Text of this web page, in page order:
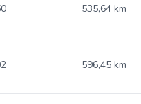
535,64 km
596,45 km